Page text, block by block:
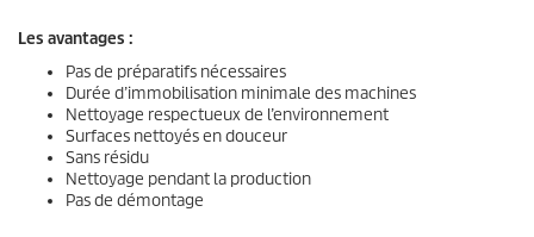
Les avantages :
Pas de préparatifs nécessaires
Durée d’immobilisation minimale des machines
Nettoyage respectueux de l’environnement
Surfaces nettoyés en douceur
Sans résidu
Nettoyage pendant la production
Pas de démontage